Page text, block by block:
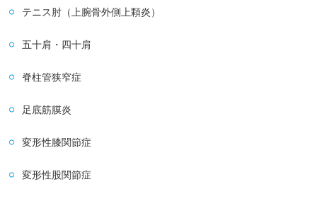
テニス肘（上腕骨外側上顆炎）
五十肩・四十肩
脊柱管狭窄症
足底筋膜炎
変形性膝関節症
変形性股関節症